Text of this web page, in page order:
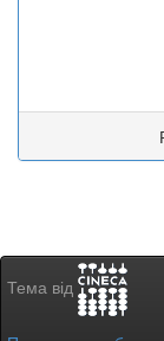
Тема від